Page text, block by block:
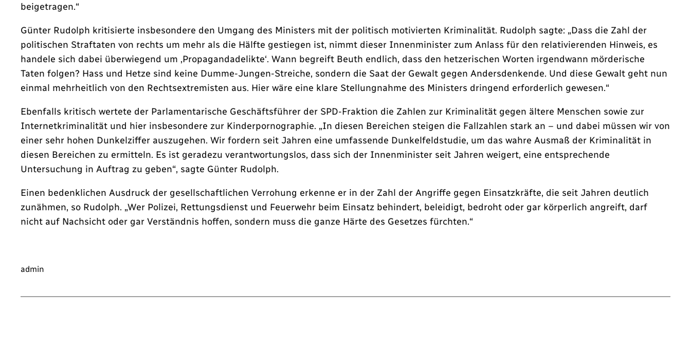
beigetragen.“
Günter Rudolph kritisierte insbesondere den Umgang des Ministers mit der politisch motivierten Kriminalität. Rudolph sagte: „Dass die Zahl der
politischen Straftaten von rechts um mehr als die Hälfte gestiegen ist, nimmt dieser Innenminister zum Anlass für den relativierenden Hinweis, es
handele sich dabei überwiegend um ‚Propagandadelikte‘. Wann begreift Beuth endlich, dass den hetzerischen Worten irgendwann mörderische
Taten folgen? Hass und Hetze sind keine Dumme-Jungen-Streiche, sondern die Saat der Gewalt gegen Andersdenkende. Und diese Gewalt geht nun
einmal mehrheitlich von den Rechtsextremisten aus. Hier wäre eine klare Stellungnahme des Ministers dringend erforderlich gewesen.“
Ebenfalls kritisch wertete der Parlamentarische Geschäftsführer der SPD-Fraktion die Zahlen zur Kriminalität gegen ältere Menschen sowie zur
Internetkriminalität und hier insbesondere zur Kinderpornographie. „In diesen Bereichen steigen die Fallzahlen stark an – und dabei müssen wir von
einer sehr hohen Dunkelziffer auszugehen. Wir fordern seit Jahren eine umfassende Dunkelfeldstudie, um das wahre Ausmaß der Kriminalität in
diesen Bereichen zu ermitteln. Es ist geradezu verantwortungslos, dass sich der Innenminister seit Jahren weigert, eine entsprechende
Untersuchung in Auftrag zu geben“, sagte Günter Rudolph.
Einen bedenklichen Ausdruck der gesellschaftlichen Verrohung erkenne er in der Zahl der Angriffe gegen Einsatzkräfte, die seit Jahren deutlich
zunähmen, so Rudolph. „Wer Polizei, Rettungsdienst und Feuerwehr beim Einsatz behindert, beleidigt, bedroht oder gar körperlich angreift, darf
nicht auf Nachsicht oder gar Verständnis hoffen, sondern muss die ganze Härte des Gesetzes fürchten.“
admin